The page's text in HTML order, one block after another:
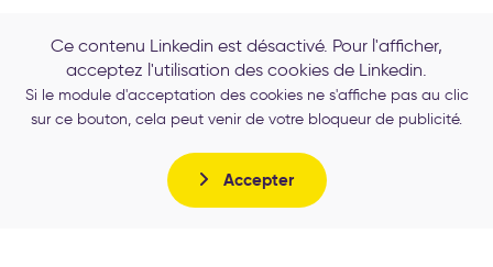
Ce contenu Linkedin est désactivé. Pour l'afficher,
acceptez l'utilisation des cookies de Linkedin.
Si le module d'acceptation des cookies ne s'affiche pas au clic
sur ce bouton, cela peut venir de votre bloqueur de publicité.
Accepter